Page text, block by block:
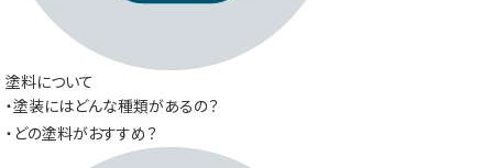
塗料について
・塗装にはどんな種類があるの？
・どの塗料がおすすめ？